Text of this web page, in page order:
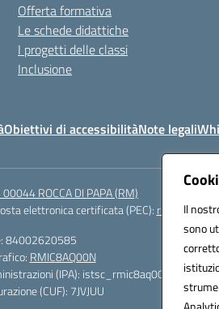
Il
sono
Offerta formativa
Le schede didattiche
I progetti delle classi
Inclusione
Obiettivi di accessibilitàNote legali
00044 ROCCA DI PAPA (RM)
elettronica certificata (PEC):
84002620585
RMIC8AQ00N
(IPA): istsc_rmic8aq00n
(CUF): 7JVJUU